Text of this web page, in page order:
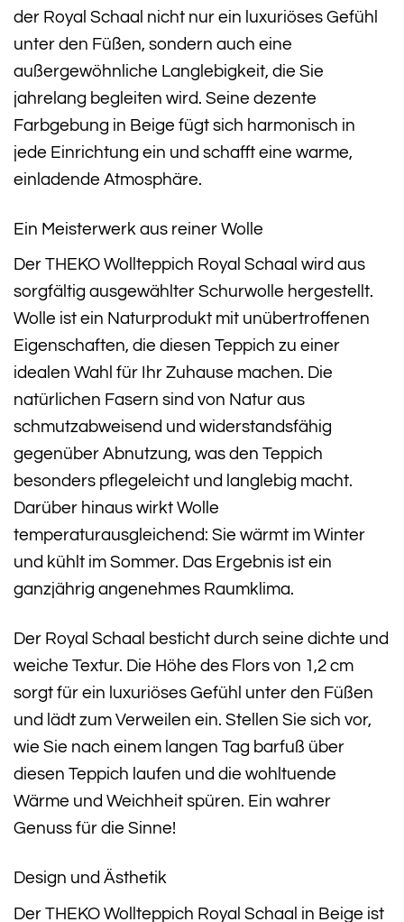
der Royal Schaal nicht nur ein luxuriöses Gefühl
unter den Füßen, sondern auch eine
außergewöhnliche Langlebigkeit, die Sie
jahrelang begleiten wird. Seine dezente
Farbgebung in Beige fügt sich harmonisch in
jede Einrichtung ein und schafft eine warme,
einladende Atmosphäre.
Ein Meisterwerk aus reiner Wolle
Der THEKO Wollteppich Royal Schaal wird aus
sorgfältig ausgewählter Schurwolle hergestellt.
Wolle ist ein Naturprodukt mit unübertroffenen
Eigenschaften, die diesen Teppich zu einer
idealen Wahl für Ihr Zuhause machen. Die
natürlichen Fasern sind von Natur aus
schmutzabweisend und widerstandsfähig
gegenüber Abnutzung, was den Teppich
besonders pflegeleicht und langlebig macht.
Darüber hinaus wirkt Wolle
temperaturausgleichend: Sie wärmt im Winter
und kühlt im Sommer. Das Ergebnis ist ein
ganzjährig angenehmes Raumklima.
Der Royal Schaal besticht durch seine dichte und
weiche Textur. Die Höhe des Flors von 1,2 cm
sorgt für ein luxuriöses Gefühl unter den Füßen
und lädt zum Verweilen ein. Stellen Sie sich vor,
wie Sie nach einem langen Tag barfuß über
diesen Teppich laufen und die wohltuende
Wärme und Weichheit spüren. Ein wahrer
Genuss für die Sinne!
Design und Ästhetik
Der THEKO Wollteppich Royal Schaal in Beige ist